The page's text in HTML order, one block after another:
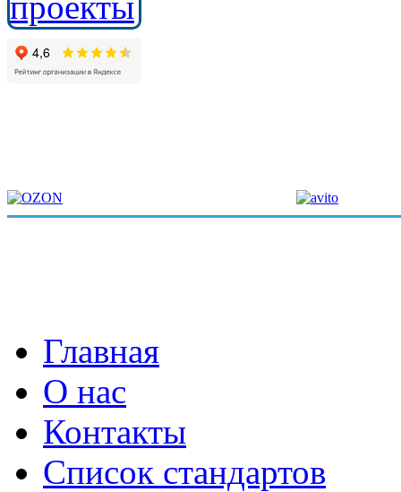
Главная
О нас
Контакты
Список стандартов